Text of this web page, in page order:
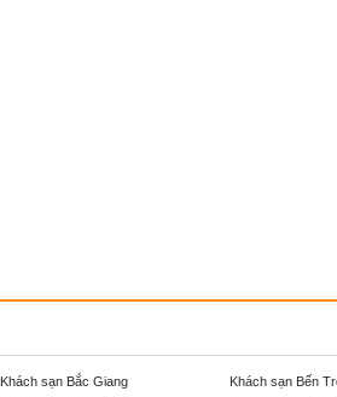
Khách sạn Bắc Giang Khách sạn Bến